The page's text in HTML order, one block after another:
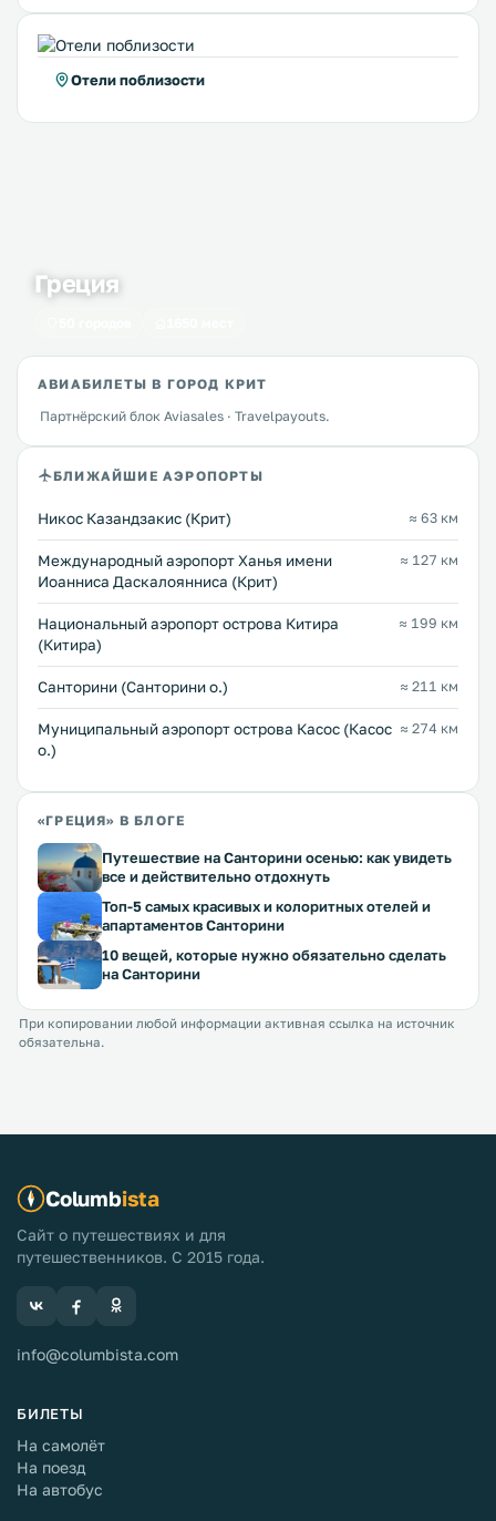
Отели поблизости
Греция
АВИАБИЛЕТЫ В ГОРОД КРИТ
Партнёрский блок Aviasales · Travelpayouts.
БЛИЖАЙШИЕ АЭРОПОРТЫ
Никос Казандзакис (Крит) ≈ 63 км
Международный аэропорт Ханья имени
Иоанниса Даскалоянниса (Крит)
≈ 127 км
Национальный аэропорт острова Китира
(Китира)
≈ 199 км
Санторини (Санторини о.) ≈ 211 км
Муниципальный аэропорт острова Касос (Касос
о.)
≈ 274 км
«ГРЕЦИЯ» В БЛОГЕ
Путешествие на Санторини осенью: как увидеть
все и действительно отдохнуть
Топ-5 самых красивых и колоритных отелей и
апартаментов Санторини
10 вещей, которые нужно обязательно сделать
на Санторини
При копировании любой информации активная ссылка на источник
обязательна.
Columbista
Сайт о путешествиях и для
путешественников. С 2015 года.
info@columbista.com
БИЛЕТЫ
На самолёт
На поезд
На автобус